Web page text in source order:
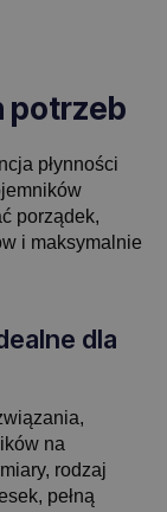
potrzeb
płynności
porządek,
i maksymalnie
dla
na
rodzaj
pełną